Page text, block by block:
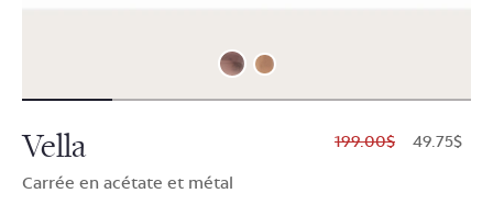
Vella
Carrée en acétate et métal
$199.00 $49.75